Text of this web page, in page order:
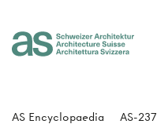
AS Encyclopaedia AS-237